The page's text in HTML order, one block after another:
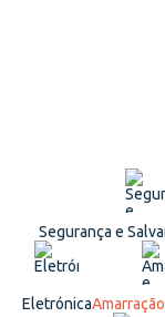
Segurança e
Eletrónica